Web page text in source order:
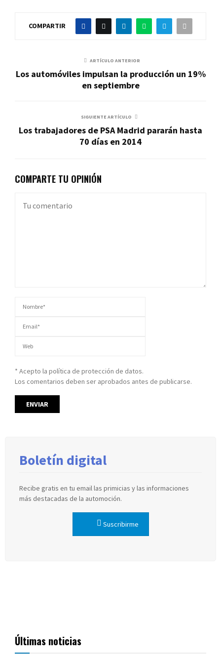
COMPARTIR
ARTÍCULO ANTERIOR
Los automóviles impulsan la producción un 19%
en septiembre
SIGUIENTE ARTÍCULO
Los trabajadores de PSA Madrid pararán hasta
70 días en 2014
COMPARTE TU OPINIÓN
* Acepto la política de protección de datos.
Los comentarios deben ser aprobados antes de publicarse.
Boletín digital
Recibe gratis en tu email las primicias y las informaciones
más destacadas de la automoción.
Suscribirme
Últimas noticias